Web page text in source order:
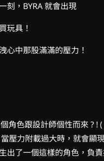
刻，BYRA 就會出現
玩具！
心中那股滿滿的壓力！
角色跟設計師個性而來 ? ! (
壓力附載過大時，就會顯
出了一個這樣的角色，負